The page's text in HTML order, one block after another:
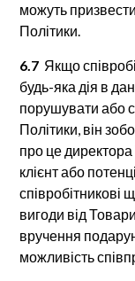
можуть
Політики.
6.7 Якщо
будь-яка дія в
порушувати або
Політики, він
про це
клієнт або
співробітникові
вигоди від
вручення
можливість